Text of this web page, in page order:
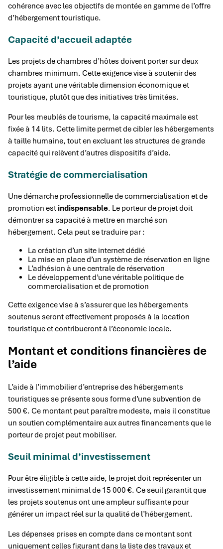
cohérence avec les objectifs de montée en gamme de l’offre
d’hébergement touristique.
Capacité d’accueil adaptée
Les projets de chambres d’hôtes doivent porter sur deux
chambres minimum. Cette exigence vise à soutenir des
projets ayant une véritable dimension économique et
touristique, plutôt que des initiatives très limitées.
Pour les meublés de tourisme, la capacité maximale est
fixée à 14 lits. Cette limite permet de cibler les hébergements
à taille humaine, tout en excluant les structures de grande
capacité qui relèvent d’autres dispositifs d’aide.
Stratégie de commercialisation
Une démarche professionnelle de commercialisation et de
promotion est indispensable. Le porteur de projet doit
démontrer sa capacité à mettre en marché son
hébergement. Cela peut se traduire par :
La création d’un site internet dédié
La mise en place d’un système de réservation en ligne
L’adhésion à une centrale de réservation
Le développement d’une véritable politique de
commercialisation et de promotion
Cette exigence vise à s’assurer que les hébergements
soutenus seront effectivement proposés à la location
touristique et contribueront à l’économie locale.
Montant et conditions financières de
l’aide
L’aide à l’immobilier d’entreprise des hébergements
touristiques se présente sous forme d’une subvention de
500 €. Ce montant peut paraître modeste, mais il constitue
un soutien complémentaire aux autres financements que le
porteur de projet peut mobiliser.
Seuil minimal d’investissement
Pour être éligible à cette aide, le projet doit représenter un
investissement minimal de 15 000 €. Ce seuil garantit que
les projets soutenus ont une ampleur suffisante pour
générer un impact réel sur la qualité de l’hébergement.
Les dépenses prises en compte dans ce montant sont
uniquement celles figurant dans la liste des travaux et